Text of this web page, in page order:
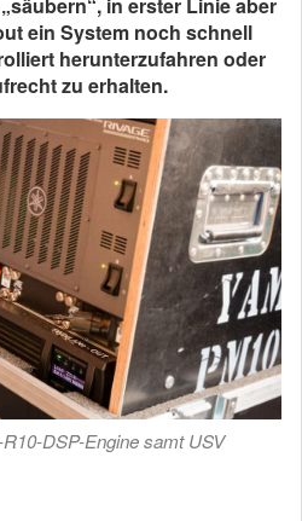
ein System noch schnell
herunterzufahren oder
zu erhalten.
DSP-Engine samt USV